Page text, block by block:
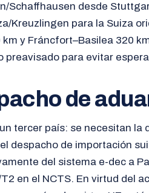
Schaffhausen desde
Kreuzlingen para la Suiza
km y Fráncfort–Basilea 320
preavisado para evitar
de
tercer país: se necesitan la
despacho de importación
del sistema e-dec a
en el NCTS. En virtud del